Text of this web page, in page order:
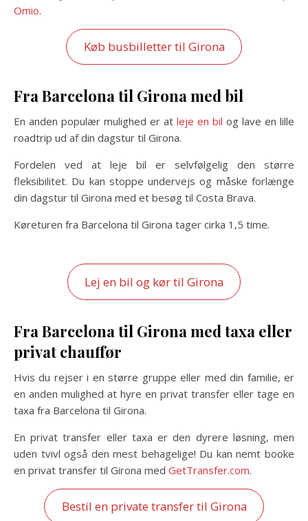
Omio.
Køb busbilletter til Girona
Fra Barcelona til Girona med bil
En anden populær mulighed er at leje en bil og lave en lille
roadtrip ud af din dagstur til Girona.
Fordelen ved at leje bil er selvfølgelig den større
fleksibilitet. Du kan stoppe undervejs og måske forlænge
din dagstur til Girona med et besøg til Costa Brava.
Køreturen fra Barcelona til Girona tager cirka 1,5 time.
Lej en bil og kør til Girona
Fra Barcelona til Girona med taxa eller
privat chauffør
Hvis du rejser i en større gruppe eller med din familie, er
en anden mulighed at hyre en privat transfer eller tage en
taxa fra Barcelona til Girona.
En privat transfer eller taxa er den dyrere løsning, men
uden tvivl også den mest behagelige! Du kan nemt booke
en privat transfer til Girona med GetTransfer.com.
Bestil en private transfer til Girona